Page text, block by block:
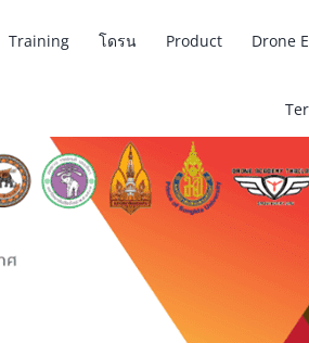
Training โดรน Product Drone